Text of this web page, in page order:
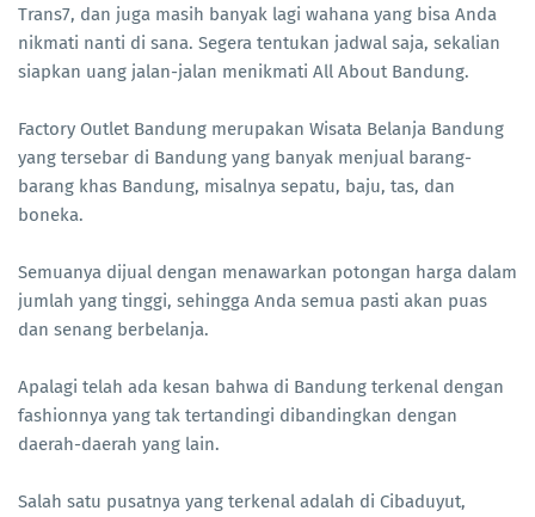
Trans7, dan juga masih banyak lagi wahana yang bisa Anda
nikmati nanti di sana. Segera tentukan jadwal saja, sekalian
siapkan uang jalan-jalan menikmati All About Bandung.
Factory Outlet Bandung merupakan Wisata Belanja Bandung
yang tersebar di Bandung yang banyak menjual barang-
barang khas Bandung, misalnya sepatu, baju, tas, dan
boneka.
Semuanya dijual dengan menawarkan potongan harga dalam
jumlah yang tinggi, sehingga Anda semua pasti akan puas
dan senang berbelanja.
Apalagi telah ada kesan bahwa di Bandung terkenal dengan
fashionnya yang tak tertandingi dibandingkan dengan
daerah-daerah yang lain.
Salah satu pusatnya yang terkenal adalah di Cibaduyut,